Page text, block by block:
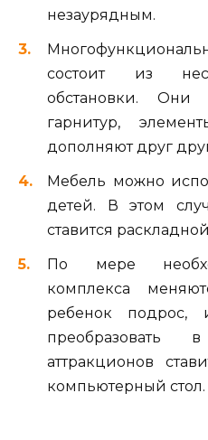
незаурядным.
состоит из
обстановки.
гарнитур,
дополняют друг
Мебель можно
детей. В этом
ставится
По мере
комплекса
ребенок подрос,
преобразовать
аттракционов
компьютерный стол.